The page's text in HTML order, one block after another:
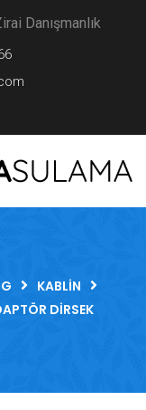
Danışmanlık
KABLIN
DIRSEK